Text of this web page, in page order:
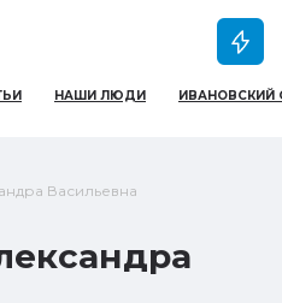
НАШИ ЛЮДИ ИВАНОВСКИЙ
Васильевна